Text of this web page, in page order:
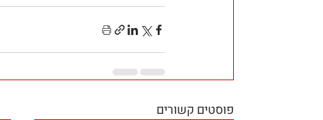
פוסטים קשורים